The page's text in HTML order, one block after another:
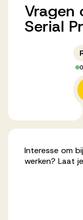
Vragen
Serial
Interesse om
werken? Laat